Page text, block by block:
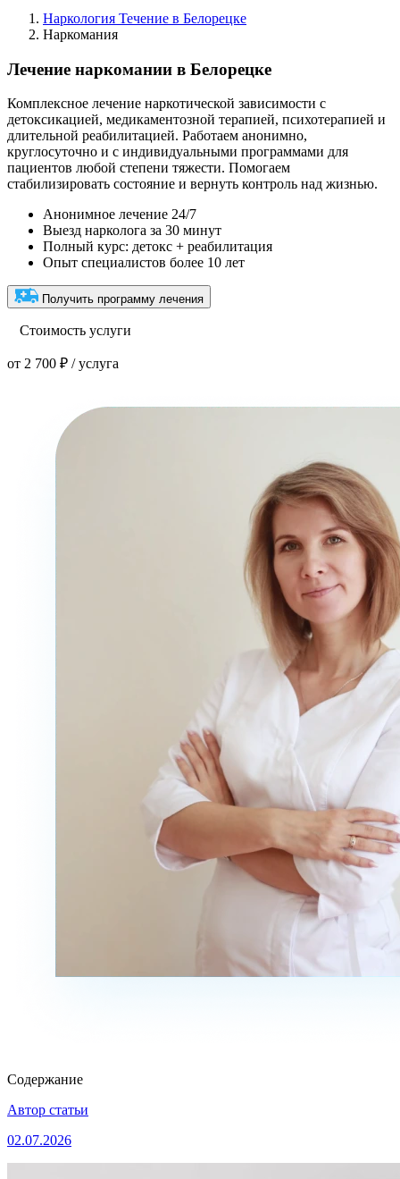
Наркология Течение в Белорецке
Наркомания
Лечение наркомании в Белорецке
Комплексное лечение наркотической зависимости с
детоксикацией, медикаментозной терапией, психотерапией и
длительной реабилитацией. Работаем анонимно,
круглосуточно и с индивидуальными программами для
пациентов любой степени тяжести. Помогаем
стабилизировать состояние и вернуть контроль над жизнью.
Анонимное лечение 24/7
Выезд нарколога за 30 минут
Полный курс: детокс + реабилитация
Опыт специалистов более 10 лет
Получить программу лечения
Стоимость услуги
от 2 700 ₽ / услуга
Содержание
Автор статьи
02.07.2026